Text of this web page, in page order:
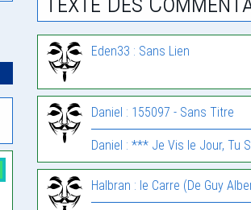
Eden33 : Sans Lien
Daniel : 155097 - Sans Titre
Daniel : *** Je Vis le Jour, Tu
Halbran : le Carre (De Guy